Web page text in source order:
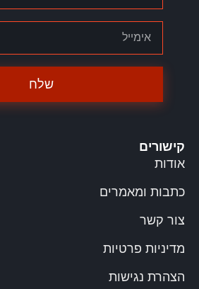
שלח
קישורים
אודות
כתבות ומאמרים
צור קשר
מדיניות פרטיות
הצהרת נגישות